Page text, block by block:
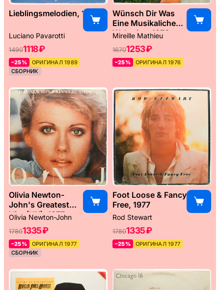
Lieblingsmelodien, 1989
Luciano Pavarotti
14901118 ₽
–25%
ОРИГИНАЛ 1989
СБОРНИК
Wünsch Dir Was
Eine Musikaliche
Weltreise, 1976
Mireille Mathieu
16701253 ₽
–25% ОРИГИНАЛ 1976
Olivia Newton-
John's Greatest
Hits (UK), 1977
Olivia Newton-John
17801335 ₽
–25%
ОРИГИНАЛ 1977
СБОРНИК
Foot Loose & Fancy
Free, 1977
Rod Stewart
17801335 ₽
–25% ОРИГИНАЛ 1977